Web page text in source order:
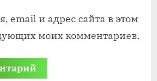
email и адрес сайта в этом
моих комментариев.